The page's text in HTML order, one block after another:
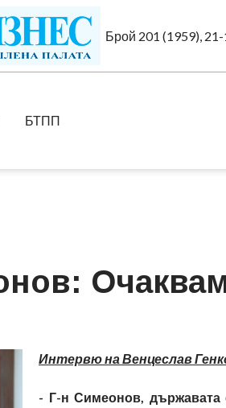
Брой 201 (1959),
БТПП
Интервю на Венцеслав
- Г-н Симеонов,